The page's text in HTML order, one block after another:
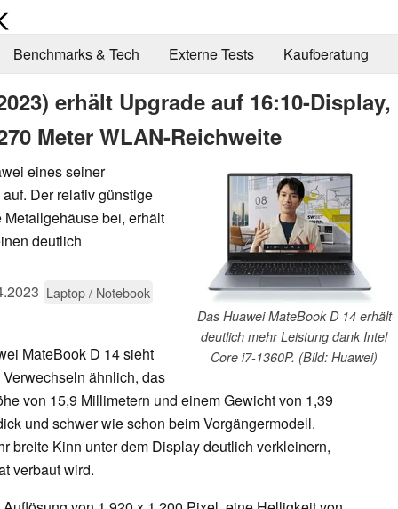
Benchmarks & Tech Externe Tests Kaufberatung
erhält Upgrade auf 16:10-Display,
Meter WLAN-Reichweite
Das Huawei MateBook D 14 erhält
deutlich mehr Leistung dank Intel
Core i7-1360P. (Bild: Huawei)
eines seiner
Der relativ günstige
bei, erhält
deutlich
Laptop / Notebook
MateBook D 14 sieht
ähnlich, das
von 15,9 Millimetern und einem Gewicht von 1,39
und schwer wie schon beim Vorgängermodell.
breite Kinn unter dem Display deutlich verkleinern,
verbaut wird.